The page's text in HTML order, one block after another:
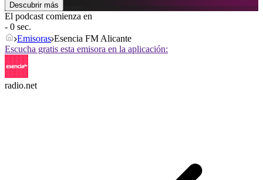
Descubrir más
El podcast comienza en
- 0 sec.
Emisoras Esencia FM Alicante
Escucha gratis esta emisora en la aplicación:
radio.net